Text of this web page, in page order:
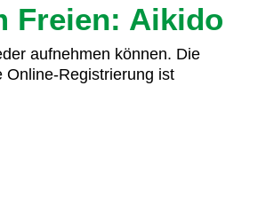
Freien: Aikido
aufnehmen können. Die
Online-Registrierung ist